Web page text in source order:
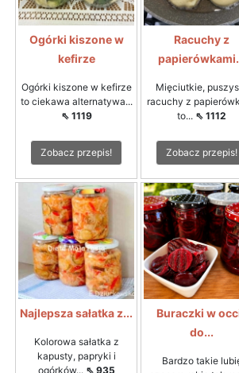
Ogórki kiszone w
kefirze
Ogórki kiszone w kefirze
to ciekawa alternatywa...
⇖ 1119
Zobacz przepis!
Racuchy z
Mięciutkie,
racuchy z
to... ⇖ 1112
Zobacz przepis!
Najlepsza sałatka z...
Kolorowa sałatka z
kapusty, papryki i
ogórków... ⇖ 935
Buraczki w
do...
Bardzo takie